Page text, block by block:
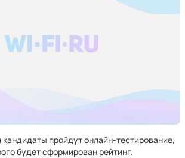
пройдут онлайн-тестирование,
будет сформирован рейтинг.